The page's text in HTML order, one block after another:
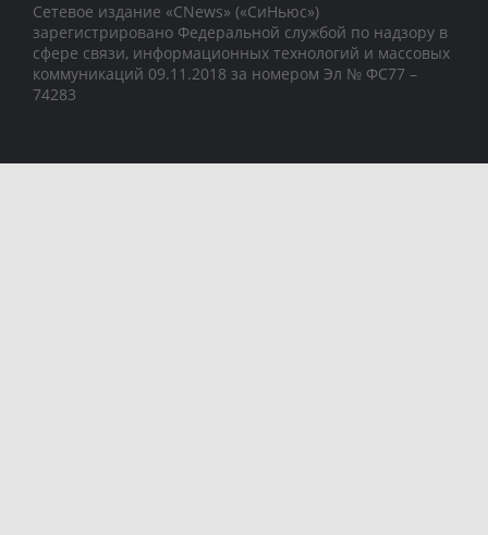
Сетевое издание «CNews» («СиНьюс»)
зарегистрировано Федеральной службой по надзору в
сфере связи, информационных технологий и массовых
коммуникаций 09.11.2018 за номером Эл № ФС77 –
74283